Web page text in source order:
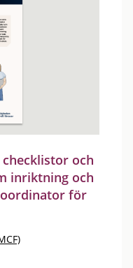
och
inriktning och
för